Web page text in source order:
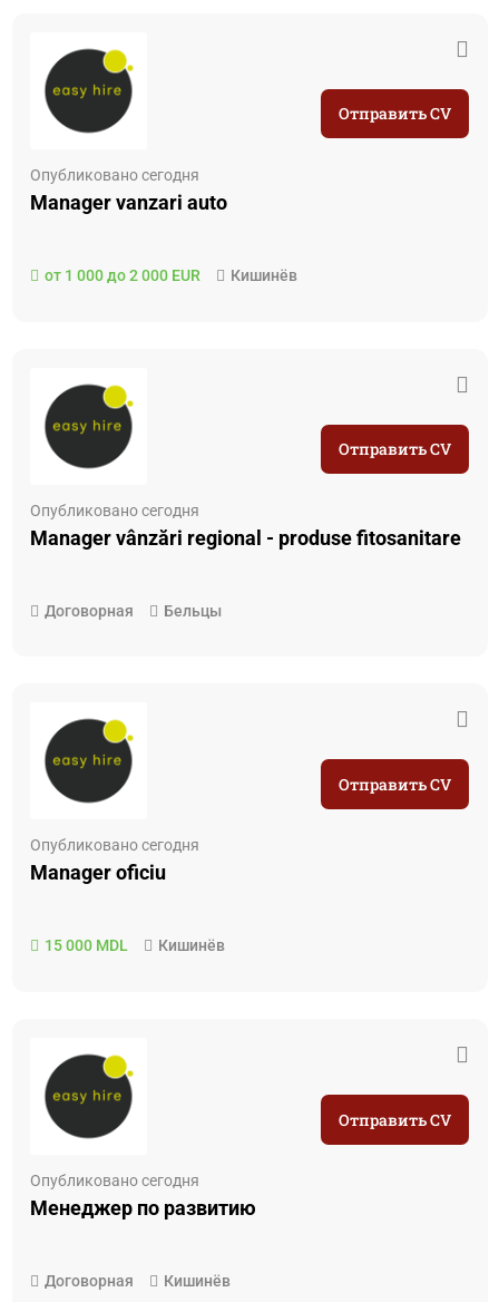
Опубликовано сегодня
Manager vanzari auto
от 1 000 до 2 000 EUR Кишинёв
Отправить CV
Опубликовано сегодня
Manager vânzări regional - produse fitosanitare
Договорная Бельцы
Отправить CV
Опубликовано сегодня
Manager oficiu
15 000 MDL Кишинёв
Отправить CV
Опубликовано сегодня
Менеджер по развитию
Договорная Кишинёв
Отправить CV